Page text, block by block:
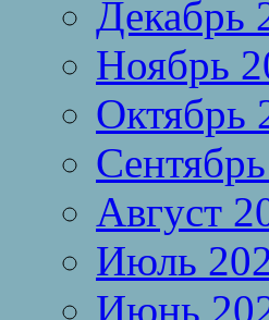
Декабрь
Ноябрь
Октябрь
Август
Июль
Июнь